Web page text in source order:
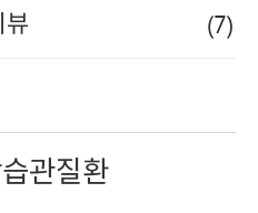
뷰 (7)
관질환